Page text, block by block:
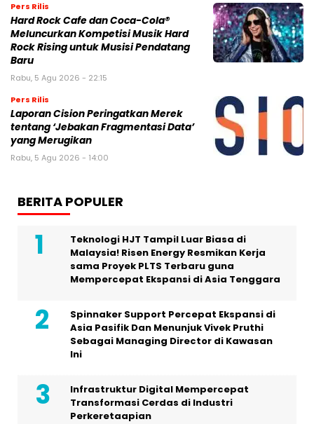
Pers Rilis
Hard Rock Cafe dan Coca-Cola®
Meluncurkan Kompetisi Musik Hard
Rock Rising untuk Musisi Pendatang
Baru
Rabu, 5 Agu 2026 - 22:15
Pers Rilis
Laporan Cision Peringatkan Merek
tentang ‘Jebakan Fragmentasi Data’
yang Merugikan
Rabu, 5 Agu 2026 - 14:00
BERITA POPULER
Teknologi HJT Tampil Luar Biasa di
Malaysia! Risen Energy Resmikan Kerja
sama Proyek PLTS Terbaru guna
Mempercepat Ekspansi di Asia Tenggara
Spinnaker Support Percepat Ekspansi di
Asia Pasifik Dan Menunjuk Vivek Pruthi
Sebagai Managing Director di Kawasan
Ini
Infrastruktur Digital Mempercepat
Transformasi Cerdas di Industri
Perkeretaapian